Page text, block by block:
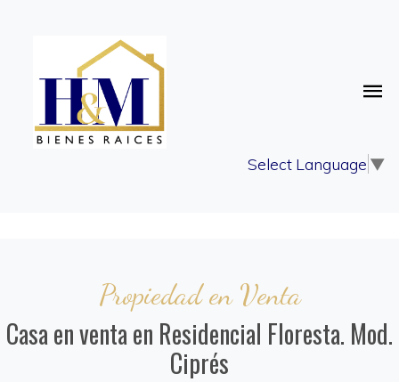
Select Language ▼
Propiedad en Venta
Casa en venta en Residencial Floresta. Mod.
Ciprés